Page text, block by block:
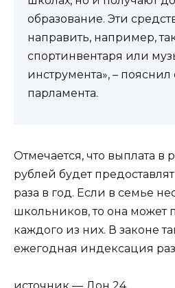
образование. Эти
направить, например,
спортинвентаря или
инструмента», –
парламента.
Отмечается, что выплата в
рублей будет
раза в год. Если в семье
школьников, то она может
каждого из них. В законе
ежегодная индексация